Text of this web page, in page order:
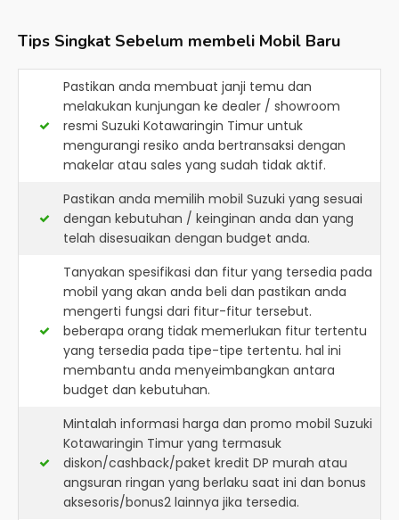
Tips Singkat Sebelum membeli Mobil Baru
Pastikan anda membuat janji temu dan
melakukan kunjungan ke dealer / showroom
resmi Suzuki Kotawaringin Timur untuk
mengurangi resiko anda bertransaksi dengan
makelar atau sales yang sudah tidak aktif.
Pastikan anda memilih mobil Suzuki yang sesuai
dengan kebutuhan / keinginan anda dan yang
telah disesuaikan dengan budget anda.
Tanyakan spesifikasi dan fitur yang tersedia pada
mobil yang akan anda beli dan pastikan anda
mengerti fungsi dari fitur-fitur tersebut.
beberapa orang tidak memerlukan fitur tertentu
yang tersedia pada tipe-tipe tertentu. hal ini
membantu anda menyeimbangkan antara
budget dan kebutuhan.
Mintalah informasi harga dan promo mobil Suzuki
Kotawaringin Timur yang termasuk
diskon/cashback/paket kredit DP murah atau
angsuran ringan yang berlaku saat ini dan bonus
aksesoris/bonus2 lainnya jika tersedia.